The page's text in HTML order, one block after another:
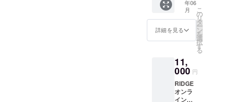
２０２
５年７
月１３
日
開催！
しか
「優先
参加権
講演会
やセミ
ナーで
しか購
これら
のセン
サリー
ツール
をご自
ライ
ト】
RIDGE
ONLINE
SCHOO
Lのホー
ジの支
援者様
一覧
に、支
援者様
年06
月
詳細を見る
こ
の
リ
タ
ー
ン
を
選
択
す
る
11,
000 円
RIDGE
オンラ
インス